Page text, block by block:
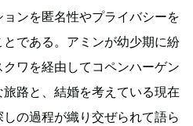
ンを匿名性やプライバシーを
である。アミンが幼少期に紛
ワを経由してコペンハーゲン
路と、結婚を考えている現在
の過程が織り交ぜられて語ら